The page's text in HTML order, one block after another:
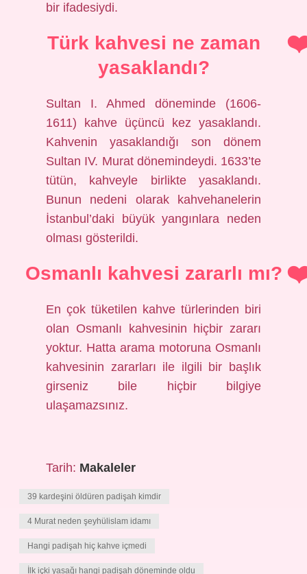
bir ifadesiydi.
Türk kahvesi ne zaman
yasaklandı?
Sultan I. Ahmed döneminde (1606-
1611) kahve üçüncü kez yasaklandı.
Kahvenin yasaklandığı son dönem
Sultan IV. Murat dönemindeydi. 1633’te
tütün, kahveyle birlikte yasaklandı.
Bunun nedeni olarak kahvehanelerin
İstanbul’daki büyük yangınlara neden
olması gösterildi.
Osmanlı kahvesi zararlı mı?
En çok tüketilen kahve türlerinden biri
olan Osmanlı kahvesinin hiçbir zararı
yoktur. Hatta arama motoruna Osmanlı
kahvesinin zararları ile ilgili bir başlık
girseniz bile hiçbir bilgiye
ulaşamazsınız.
Tarih: Makaleler
39 kardeşini öldüren padişah kimdir
4 Murat neden şeyhülislam idamı
Hangi padişah hiç kahve içmedi
İlk içki yasağı hangi padişah döneminde oldu